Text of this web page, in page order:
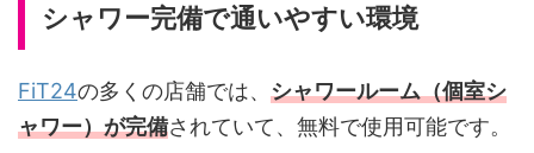
シャワー完備で通いやすい環境
FiT24の多くの店舗では、 シャワールーム（個室シ
ャワー）が完備されていて、無料で使用可能です。